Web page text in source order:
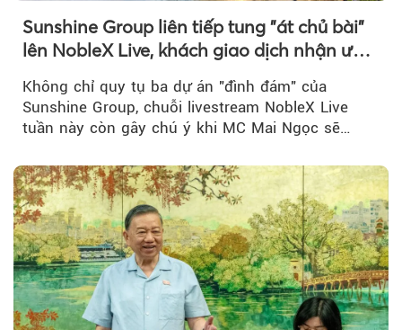
Sunshine Group liên tiếp tung "át chủ bài"
lên NobleX Live, khách giao dịch nhận ưu
Không chỉ quy tụ ba dự án "đình đám" của
Sunshine Group, chuỗi livestream NobleX Live
tuần này còn gây chú ý khi MC Mai Ngọc sẽ